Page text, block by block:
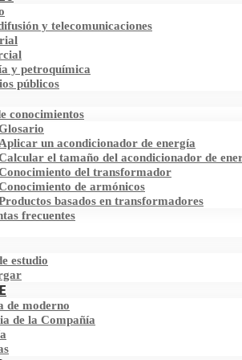
estática (STS)
energía
del factor de
neutra (NCE)
contra
y telecomunicaciones
y petroquímica
públicos
conocimientos
Aplicar un acondicionador de energía
el tamaño del acondicionador de
del transformador
de armónicos
basados en transformadores
frecuentes
estudio
de moderno
de la Compañía